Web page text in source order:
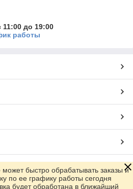
11:00 до 19:00
работы
быстро обрабатывать заказы и
по ее графику работы сегодня
будет обработана в ближайший